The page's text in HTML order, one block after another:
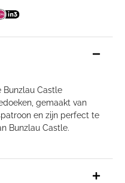
Bunzlau Castle
gemaakt van
en zijn perfect te
Bunzlau Castle.